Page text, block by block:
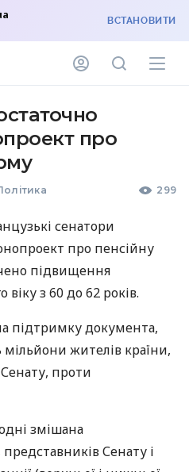
ВСТАНОВИТИ
про
299
сенатори
про пенсійну
підвищення
віку з 60 до 62 років.
підтримку документа,
жителів країни,
проти
змішана
Сенату і